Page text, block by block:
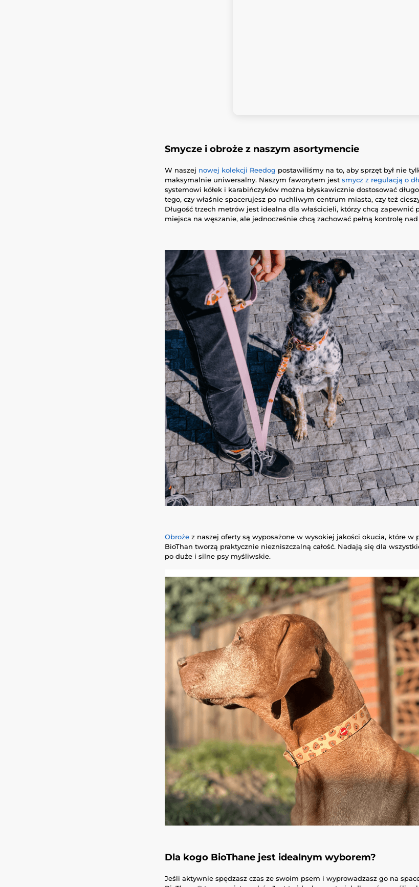
Smycze i obroże z naszym asortymencie
W naszej nowej kolekcji Reedog postawiliśmy na to, aby sprzęt był nie
maksymalnie uniwersalny. Naszym faworytem jest smycz z regulacją o
systemowi kółek i karabińczyków można błyskawicznie dostosować
tego, czy właśnie spacerujesz po ruchliwym centrum miasta, czy też
Długość trzech metrów jest idealna dla właścicieli, którzy chcą zapewnić
miejsca na węszanie, ale jednocześnie chcą zachować pełną kontrolę
Obroże z naszej oferty są wyposażone w wysokiej jakości okucia, które w
BioThan tworzą praktycznie niezniszczalną całość. Nadają się dla
po duże i silne psy myśliwskie.
Dla kogo BioThane jest idealnym wyborem?
Jeśli aktywnie spędzasz czas ze swoim psem i wyprowadzasz go na